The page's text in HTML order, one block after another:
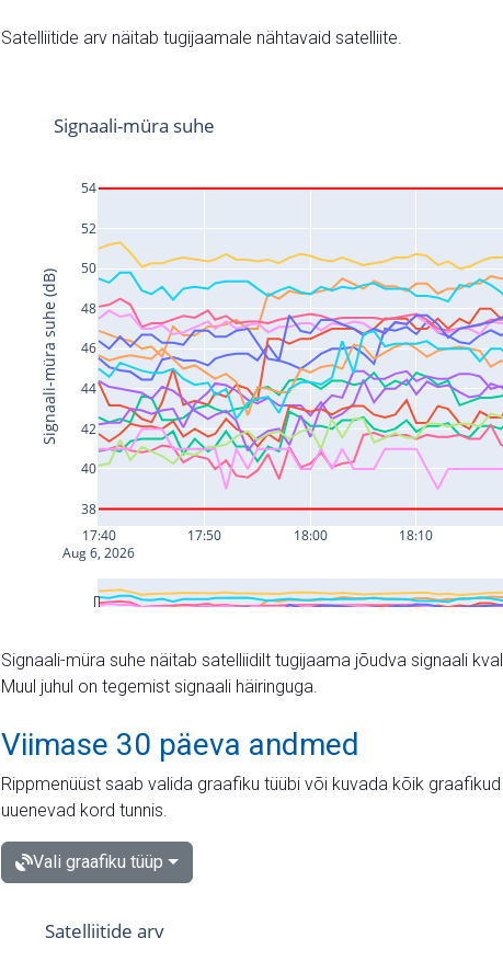
Satelliitide arv näitab tugijaamale nähtavaid satelliite.
Signaali-müra suhe näitab satelliidilt tugijaama jõudva signaali
Muul juhul on tegemist signaali häiringuga.
Viimase 30 päeva andmed
Rippmenüüst saab valida graafiku tüübi või kuvada kõik
uuenevad kord tunnis.
Vali graafiku tüüp
Satelliitide arv